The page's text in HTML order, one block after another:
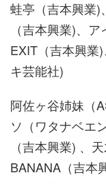
蛙亭（吉本興業)
（吉本興業)、
EXIT（吉本興業
キ芸能社)
阿佐ヶ谷姉妹（
ソ（ワタナベエ
（吉本興業) 、
BANANA（吉本